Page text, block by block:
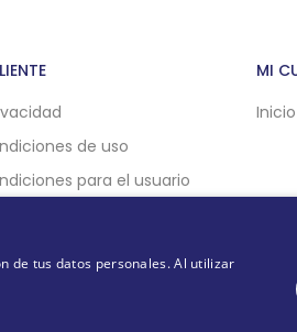
de uso
para el usuario
MI
de tus datos personales. Al utilizar